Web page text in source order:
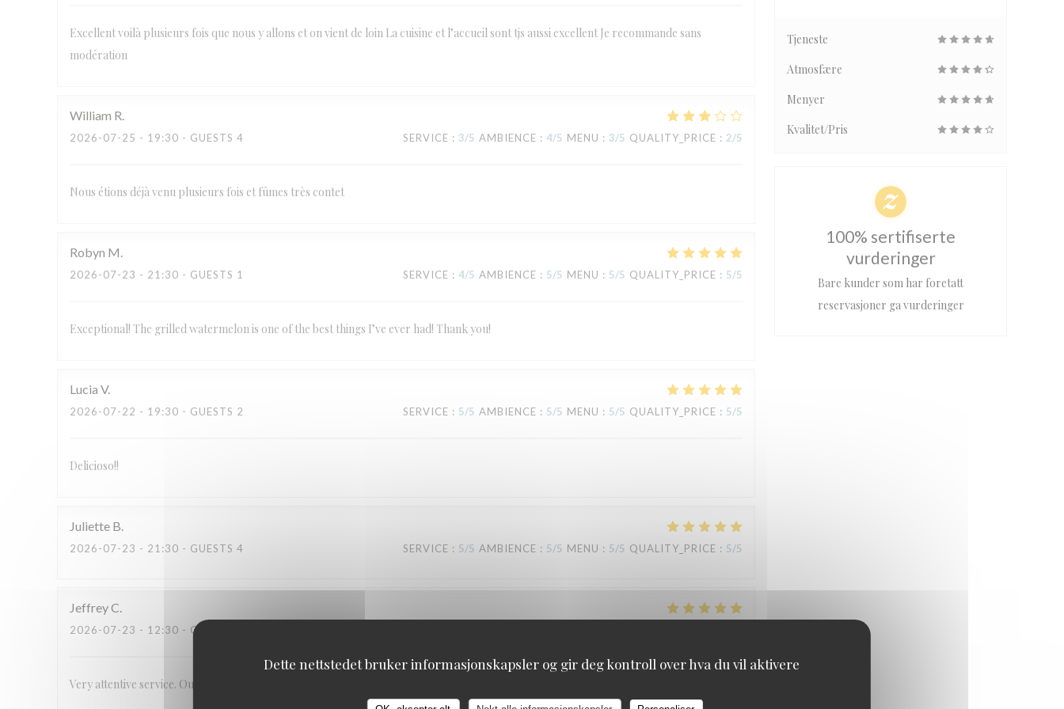
Dette nettstedet bruker informasjonskapsler og gir deg kontroll over hva du vil aktivere
Excellent voilà plusieurs fois que nous y allons et on vient de loin La cuisine et l’accueil sont tjs aussi excellent Je recommande sans
modération
William R
2026-07-25 - 19:30 - GUESTS 4 SERVICE : 3/5 AMBIENCE : 4/5 MENU : 3/5 QUALITY_PRICE : 2/5
Nous étions déjà venu plusieurs fois et fûmes très contet
Robyn M
2026-07-23 - 21:30 - GUESTS 1 SERVICE : 4/5 AMBIENCE : 5/5 MENU : 5/5 QUALITY_PRICE : 5/5
Exceptional! The grilled watermelon is one of the best things I’ve ever had! Thank you!
Lucia V
2026-07-22 - 19:30 - GUESTS 2 SERVICE : 5/5 AMBIENCE : 5/5 MENU : 5/5 QUALITY_PRICE : 5/5
Delicioso!!
Juliette B
2026-07-23 - 21:30 - GUESTS 4 SERVICE : 5/5 AMBIENCE : 5/5 MENU : 5/5 QUALITY_PRICE : 5/5
JeffreyC
2026-07-23 - 12:30 - GUESTS 2
Very attentive service. Outstanding, unique food.
Tjeneste
Atmosfære
Menyer
Kvalitet/Pris
100% sertifiserte
vurderinger
Bare kunder som har foretatt
reservasjoner ga vurderinger